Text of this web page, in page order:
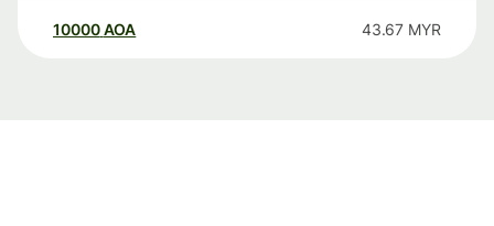
10000 AOA 43.67 MYR